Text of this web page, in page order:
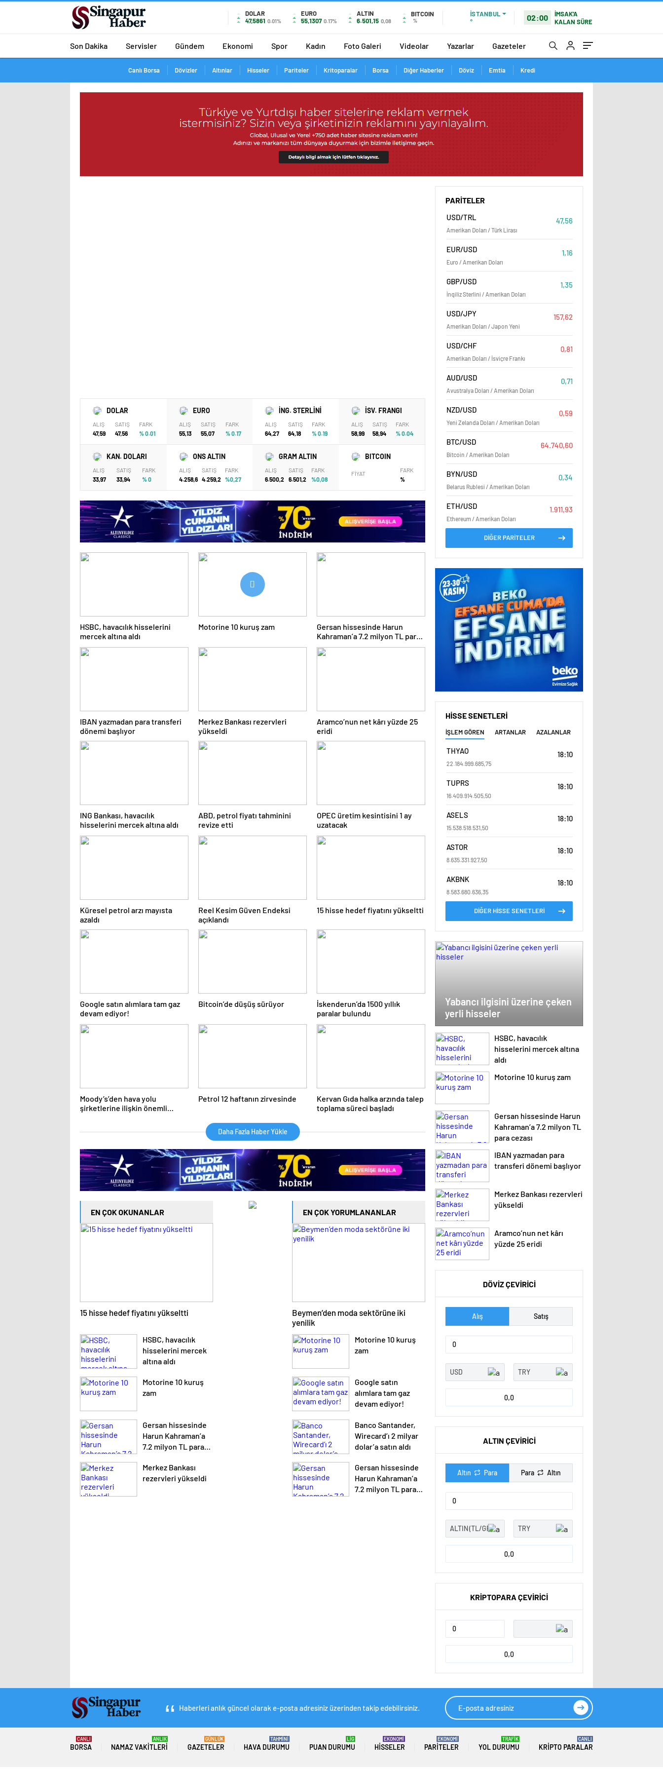
DOLAR
47,5861 0.01%
EURO
55,1307 0.17%
ALTIN
6.501,15 0,08
BITCOIN
%
İSTANBUL
°
02:00
İMSAK'A
KALAN SÜRE
Son Dakika Servisler Gündem Ekonomi Spor Kadın Foto Galeri Videolar Yazarlar Gazeteler
Canlı Borsa Dövizler Altınlar Hisseler Pariteler Kritoparalar Borsa Diğer Haberler Döviz Emtia Kredi
DOLAR
ALIŞ
47,59
SATIŞ
47,56
FARK
% 0.01
EURO
ALIŞ
55,13
SATIŞ
55,07
FARK
% 0.17
İNG. STERLİNİ
ALIŞ
64,27
SATIŞ
64,18
FARK
% 0.19
İSV. FRANGI
ALIŞ
58,99
SATIŞ
58,94
FARK
% 0.04
KAN. DOLARI
ALIŞ
33,97
SATIŞ
33,94
FARK
% 0
ONS ALTIN
ALIŞ
4.258,6
SATIŞ
4.259,2
FARK
%0,27
GRAM ALTIN
ALIŞ
6.500,2
SATIŞ
6.501,2
FARK
%0,08
BITCOIN
FİYAT
FARK
%
HSBC, havacılık hisselerini
mercek altına aldı
Motorine 10 kuruş zam
Gersan hissesinde Harun
Kahraman’a 7.2 milyon TL para
cezası
IBAN yazmadan para transferi
dönemi başlıyor
Merkez Bankası rezervleri
yükseldi
Aramco’nun net kârı yüzde 25
eridi
ING Bankası, havacılık
hisselerini mercek altına aldı
ABD, petrol fiyatı tahminini
revize etti
OPEC üretim kesintisini 1 ay
uzatacak
Küresel petrol arzı mayısta
azaldı
Reel Kesim Güven Endeksi
açıklandı
15 hisse hedef fiyatını yükseltti
Google satın alımlara tam gaz
devam ediyor!
Bitcoin’de düşüş sürüyor
İskenderun’da 1500 yıllık
paralar bulundu
Moody’s’den hava yolu
şirketlerine ilişkin önemli
Petrol 12 haftanın zirvesinde
Kervan Gıda halka arzında talep
toplama süreci başladı
Daha Fazla Haber Yükle
EN ÇOK OKUNANLAR
15 hisse hedef fiyatını yükseltti
HSBC, havacılık
hisselerini mercek
altına aldı
Motorine 10 kuruş
zam
Gersan hissesinde
Harun Kahraman’a
7.2 milyon TL para
Merkez Bankası
rezervleri yükseldi
EN ÇOK YORUMLANANLAR
Beymen’den moda sektörüne iki
yenilik
Motorine 10 kuruş
zam
Google satın
alımlara tam gaz
devam ediyor!
Banco Santander,
Wirecard’ı 2 milyar
dolar’a satın aldı
Gersan hissesinde
Harun Kahraman’a
7.2 milyon TL para
PARİTELER
USD/TRL
Amerikan Doları / Türk Lirası
47,56
EUR/USD
Euro / Amerikan Doları
1,16
GBP/USD
İngiliz Sterlini / Amerikan Doları
1,35
USD/JPY
Amerikan Doları / Japon Yeni
157,62
USD/CHF
Amerikan Doları / İsviçre Frankı
0,81
AUD/USD
Avustralya Doları / Amerikan Doları
0,71
NZD/USD
Yeni Zelanda Doları / Amerikan Doları
0,59
BTC/USD
Bitcoin / Amerikan Doları
64.740,60
BYN/USD
Belarus Rublesi / Amerikan Doları
0,34
ETH/USD
Ethereum / Amerikan Doları
1.911,93
DİĞER PARİTELER
HİSSE SENETLERİ
İŞLEM GÖREN ARTANLAR AZALANLAR
THYAO
22.184.999.685,75
18:10
TUPRS
16.409.914.505,50
18:10
ASELS
15.538.518.531,50
18:10
ASTOR
8.635.331.927,50
18:10
AKBNK
8.583.680.636,35
18:10
DİĞER HİSSE SENETLERİ
Yabancı ilgisini üzerine çeken
yerli hisseler
HSBC, havacılık
hisselerini mercek altına
aldı
Motorine 10 kuruş zam
Gersan hissesinde Harun
Kahraman’a 7.2 milyon TL
para cezası
IBAN yazmadan para
transferi dönemi başlıyor
Merkez Bankası rezervleri
yükseldi
Aramco’nun net kârı
yüzde 25 eridi
DÖVİZ ÇEVİRİCİ
Alış Satış
0,0
ALTIN ÇEVİRİCİ
Altın Para Para Altın
0,0
KRİPTOPARA ÇEVİRİCİ
0,0
Haberleri anlık güncel olarak e-posta adresiniz üzerinden takip edebilirsiniz.
BORSA
CANLI
NAMAZ VAKITLERI
ANLIK
GAZETELER
GÜNLÜK
HAVA DURUMU
TAHMİNİ
PUAN DURUMU
LİG
HISSELER
EKONOMİ
PARITELER
EKONOMİ
YOL DURUMU
TRAFİK
KRIPTO PARALAR
CANLI